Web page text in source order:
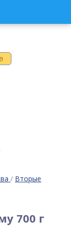
/ Вторые
700 г